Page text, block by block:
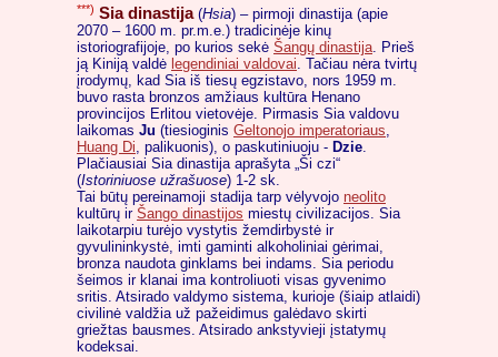
***) Sia dinastija(Hsia) – pirmoji dinastija (apie
2070 – 1600 m. pr.m.e.) tradicinėje kinų
istoriografijoje, po kurios sekė Šangų dinastija. Prieš
ją Kiniją valdė legendiniai valdovai. Tačiau nėra tvirtų
įrodymų, kad Sia iš tiesų egzistavo, nors 1959 m.
buvo rasta bronzos amžiaus kultūra Henano
provincijos Erlitou vietovėje. Pirmasis Sia valdovu
laikomas Ju (tiesioginis Geltonojo imperatoriaus,
Huang Di, palikuonis), o paskutiniuoju - Dzie.
Plačiausiai Sia dinastija aprašyta „Ši czi“
(Istoriniuose užrašuose) 1-2 sk.
Tai būtų pereinamoji stadija tarp vėlyvojo neolito
kultūrų ir Šango dinastijos miestų civilizacijos. Sia
laikotarpiu turėjo vystytis žemdirbystė ir
gyvulininkystė, imti gaminti alkoholiniai gėrimai,
bronza naudota ginklams bei indams. Sia periodu
šeimos ir klanai ima kontroliuoti visas gyvenimo
sritis. Atsirado valdymo sistema, kurioje (šiaip atlaidi)
civilinė valdžia už pažeidimus galėdavo skirti
griežtas bausmes. Atsirado ankstyvieji įstatymų
kodeksai.